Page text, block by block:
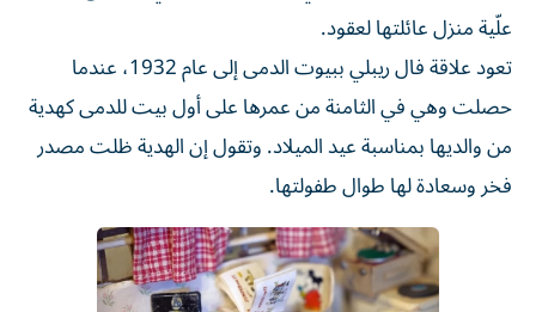
علّية منزل عائلتها لعقود.
تعود علاقة فال ريبلي ببيوت الدمى إلى عام 1932، عندما
حصلت وهي في الثامنة من عمرها على أول بيت للدمى كهدية
من والديها بمناسبة عيد الميلاد. وتقول إن الهدية ظلت مصدر
فخر وسعادة لها طوال طفولتها.